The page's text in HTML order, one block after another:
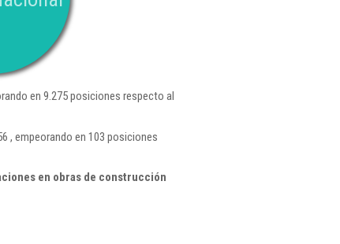
en 9.275 posiciones respecto al
, empeorando en 103 posiciones
en obras de construcción